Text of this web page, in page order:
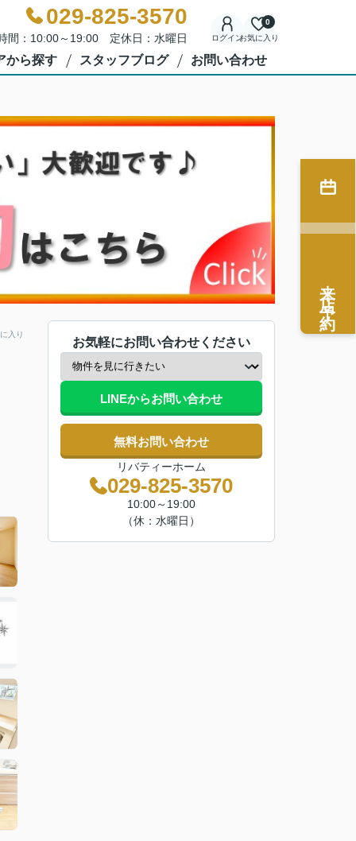
029-825-3570
間：10:00～19:00 定休日：水曜日 ログインお気に入り
0
から探す スタッフブログ お問い合わせ
入り
お気軽にお問い合わせください
LINEからお問い合わせ
無料お問い合わせ
リバティーホーム
029-825-3570
10:00～19:00
（休：水曜日）
来店予約